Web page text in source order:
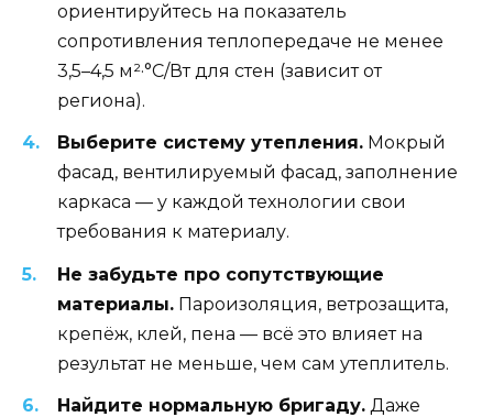
ориентируйтесь на показатель
сопротивления теплопередаче не менее
3,5–4,5 м²·°C/Вт для стен (зависит от
региона).
Выберите систему утепления. Мокрый
фасад, вентилируемый фасад, заполнение
каркаса — у каждой технологии свои
требования к материалу.
Не забудьте про сопутствующие
материалы. Пароизоляция, ветрозащита,
крепёж, клей, пена — всё это влияет на
результат не меньше, чем сам утеплитель.
Найдите нормальную бригаду. Даже